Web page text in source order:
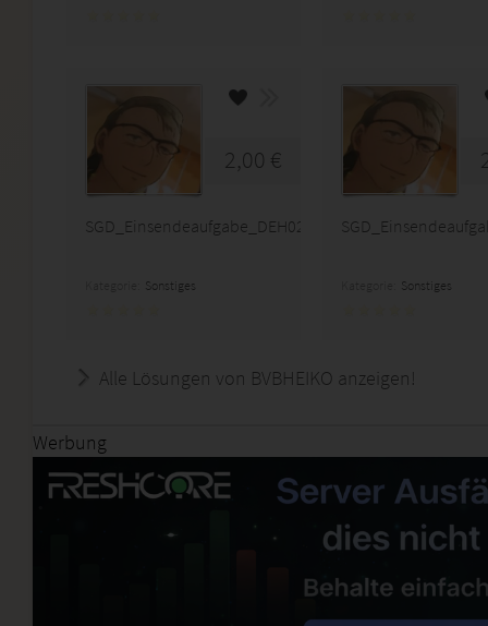
2,00 €
SGD_Einsendeaufgabe_DEH02_K09
Sonstiges Sonstiges
Alle Lösungen von BVBHEIKO anzeigen!
Werbung